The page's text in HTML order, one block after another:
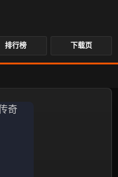
排行榜 下载页